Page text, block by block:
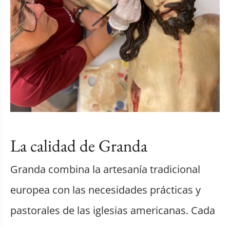
La calidad de Granda
Granda combina la artesanía tradicional
europea con las necesidades prácticas y
pastorales de las iglesias americanas. Cada